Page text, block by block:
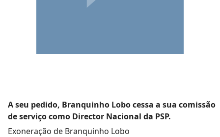
A seu pedido, Branquinho Lobo cessa a sua comissão
de serviço como Director Nacional da PSP.
Exoneração de Branquinho Lobo